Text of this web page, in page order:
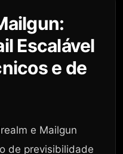
Escalável
e de
e Mailgun
de previsibilidade